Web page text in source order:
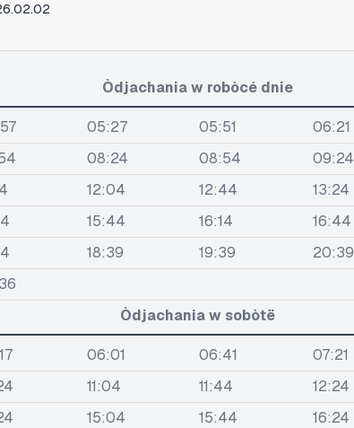
Òdjachania w robòcé dnie
05:27 05:51 06:21
08:24 08:54 09:24
12:04 12:44 13:24
15:44 16:14 16:44
18:39 19:39 20:39
Òdjachania w sobòtë
06:01 06:41 07:21
11:04 11:44 12:24
15:04 15:44 16:24